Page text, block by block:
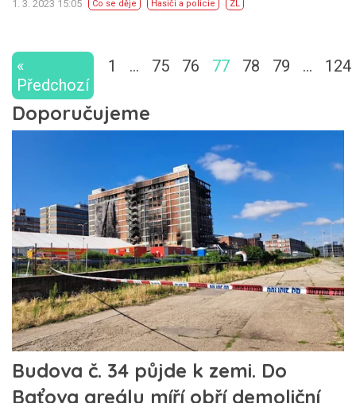
1. 3. 2023 15:05 Co se děje Hasiči a policie ZL
«
Předchozí
1 … 75 76 77 78 79 … 124